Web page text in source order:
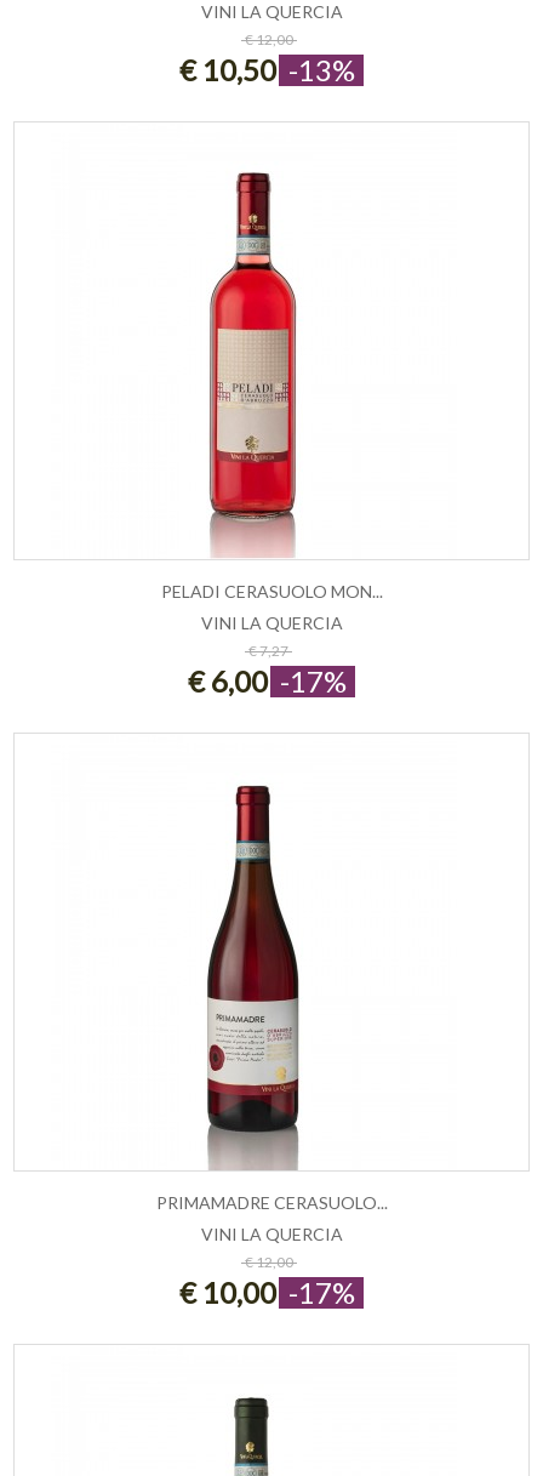
ESAURITO
VINI LA QUERCIA
€ 12,00
€ 10,50 -13%
ESAURITO
PELADI CERASUOLO MON...
VINI LA QUERCIA
€ 7,27
€ 6,00 -17%
ESAURITO
PRIMAMADRE CERASUOLO...
VINI LA QUERCIA
€ 12,00
€ 10,00 -17%